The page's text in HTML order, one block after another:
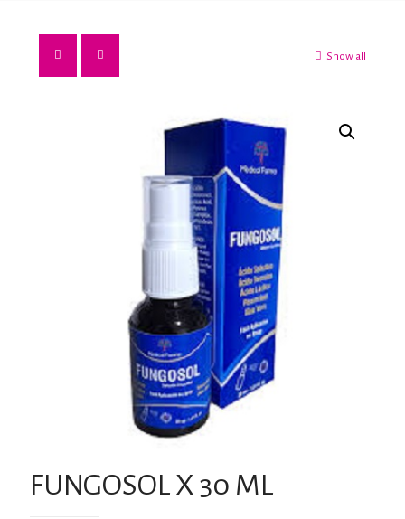
Show all
FUNGOSOL X 30 ML